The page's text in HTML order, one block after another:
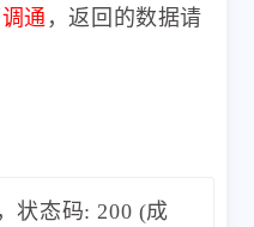
通 ，返回的数据请
状态码: 200 (成